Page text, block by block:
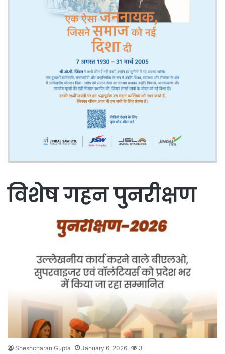
विशेष गहन पुनरीक्षण
Sheshcharan Gupta January 6, 2026 3